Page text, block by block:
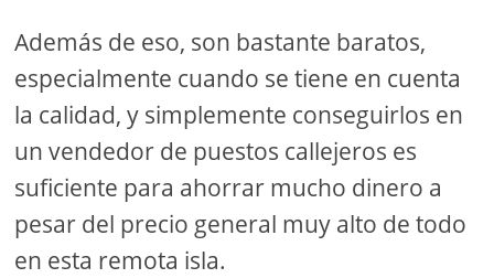
Además de eso, son bastante baratos,
especialmente cuando se tiene en cuenta
la calidad, y simplemente conseguirlos en
un vendedor de puestos callejeros es
suficiente para ahorrar mucho dinero a
pesar del precio general muy alto de todo
en esta remota isla.